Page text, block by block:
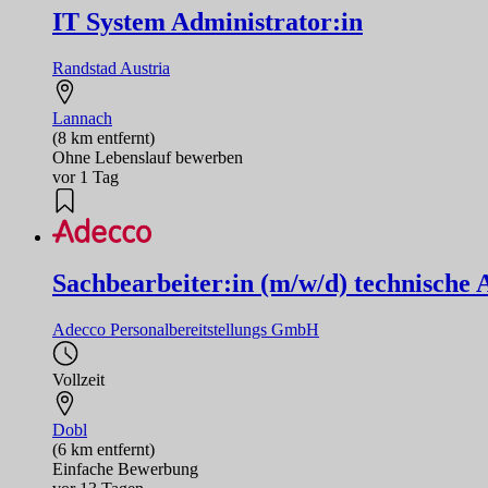
IT System Administrator:in
Randstad Austria
Lannach
(8 km entfernt)
Ohne Lebenslauf bewerben
vor 1 Tag
Sachbearbeiter:in (m/w/d) technische
Adecco Personalbereitstellungs GmbH
Vollzeit
Dobl
(6 km entfernt)
Einfache Bewerbung